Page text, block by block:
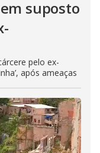
suposto
pelo ex-
após ameaças